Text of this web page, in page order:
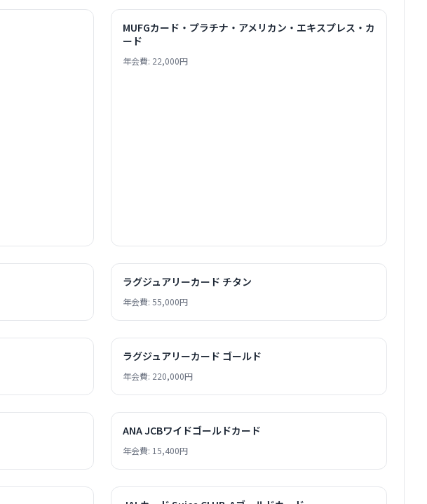
MUFGカード・プラチナ・アメリカン・エキスプレス・カ
ード
年会費: 22,000円
ラグジュアリーカード チタン
年会費: 55,000円
ラグジュアリーカード ゴールド
年会費: 220,000円
ANA JCBワイドゴールドカード
年会費: 15,400円